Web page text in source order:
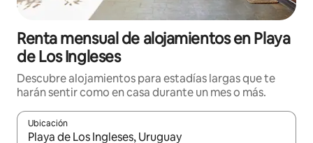
Renta mensual de alojamientos en Playa
de Los Ingleses
Descubre alojamientos para estadías largas que te
harán sentir como en casa durante un mes o más.
Ubicación
Cuando los resultados estén disponibles, navega con las